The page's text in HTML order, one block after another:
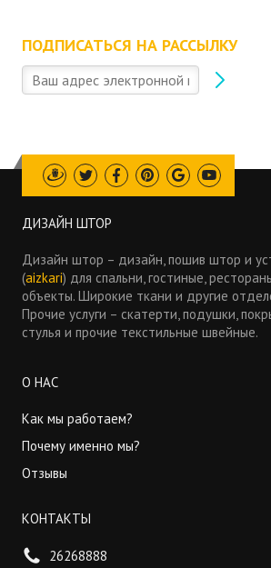
ПОДПИСАТЬСЯ НА РАССЫЛКУ
Draugiem
TwitterFacebookPinterest
GoogleYoutube
ДИЗАЙН ШТОР
Дизайн штор – дизайн, пошив штор и
(aizkari) для спальни, гостиные,
объекты. Широкие ткани и другие
Прочие услуги – скатерти, подушки,
стулья и прочие текстильные швейные.
О НАС
Как мы работаем?
Почему именно мы?
Отзывы
КОНТАКТЫ
26268888